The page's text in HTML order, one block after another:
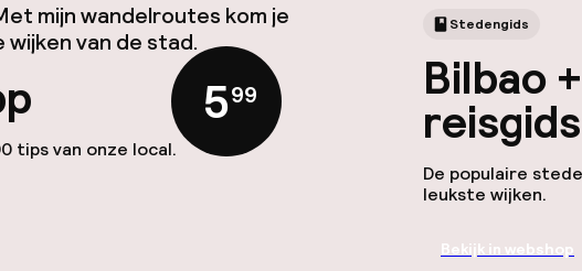
mijn wandelroutes kom je
van de stad.
Stedengids
Bilbao
reisgids
De populaire
leukste wijken.
Bekijk in webshop
tips van onze local.
5,99